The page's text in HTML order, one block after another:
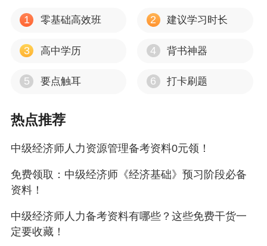
1 零基础高效班 2 建议学习时长
3 高中学历 4 背书神器
5 要点触耳 6 打卡刷题
热点推荐
中级经济师人力资源管理备考资料0元领！
免费领取：中级经济师《经济基础》预习阶段必备
资料！
中级经济师人力备考资料有哪些？这些免费干货一
定要收藏！